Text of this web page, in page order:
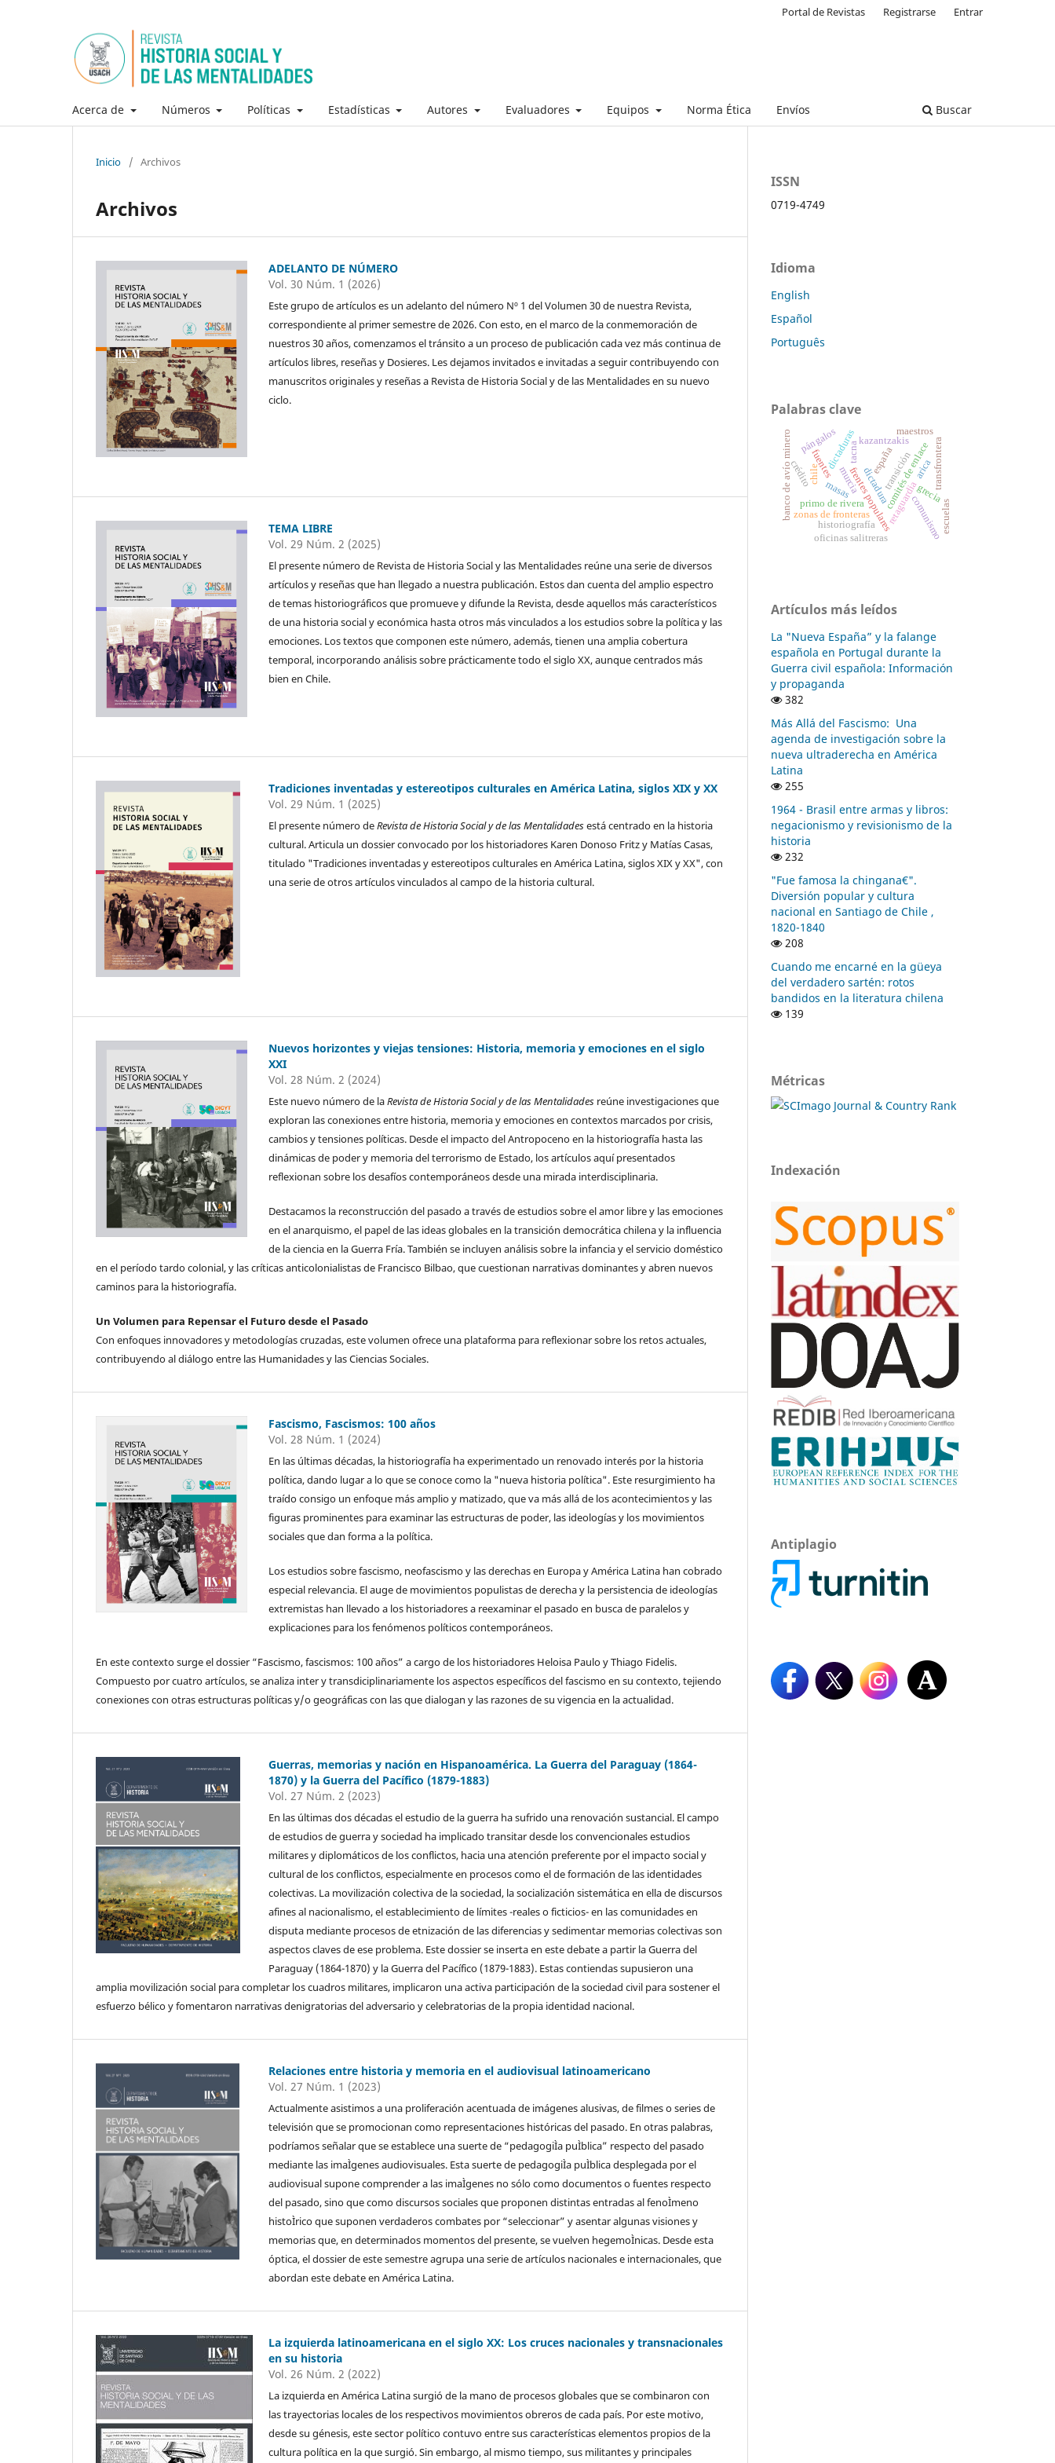
Acerca de Números Políticas Estadísticas Autores Evaluadores Equipos Norma Ética Envíos Buscar
Portal de Revistas Registrarse Entrar
Inicio / Archivos
Archivos
ADELANTO DE NÚMERO
Vol. 30 Núm. 1 (2026)
Este grupo de artículos es un adelanto del número Nº 1 del Volumen 30 de nuestra Revista,
correspondiente al primer semestre de 2026. Con esto, en el marco de la conmemoración de
nuestros 30 años, comenzamos el tránsito a un proceso de publicación cada vez más continua de
artículos libres, reseñas y Dosieres. Les dejamos invitados e invitadas a seguir contribuyendo con
manuscritos originales y reseñas a Revista de Historia Social y de las Mentalidades en su nuevo
ciclo.
TEMA LIBRE
Vol. 29 Núm. 2 (2025)
El presente número de Revista de Historia Social y las Mentalidades reúne una serie de diversos
artículos y reseñas que han llegado a nuestra publicación. Estos dan cuenta del amplio espectro
de temas historiográficos que promueve y difunde la Revista, desde aquellos más característicos
de una historia social y económica hasta otros más vinculados a los estudios sobre la política y las
emociones. Los textos que componen este número, además, tienen una amplia cobertura
temporal, incorporando análisis sobre prácticamente todo el siglo XX, aunque centrados más
bien en Chile.
Tradiciones inventadas y estereotipos culturales en América Latina, siglos XIX y XX
Vol. 29 Núm. 1 (2025)
El presente número deRevista de Historia Social y de las Mentalidadesestá centrado en la historia
cultural. Articula un dossier convocado por los historiadores Karen Donoso Fritz y Matías Casas,
titulado "Tradiciones inventadas y estereotipos culturales en América Latina, siglos XIX y XX", con
una serie de otros artículos vinculados al campo de la historia cultural.
Nuevos horizontes y viejas tensiones: Historia, memoria y emociones en el siglo
XXI
Vol. 28 Núm. 2 (2024)
Este nuevo número de laRevista de Historia Social y de las Mentalidades reúne investigaciones que
exploran las conexiones entre historia, memoria y emociones en contextos marcados por crisis,
cambios y tensiones políticas. Desde el impacto del Antropoceno en la historiografía hasta las
dinámicas de poder y memoria del terrorismo de Estado, los artículos aquí presentados
reflexionan sobre los desafíos contemporáneos desde una mirada interdisciplinaria.
Destacamos la reconstrucción del pasado a través de estudios sobre el amor libre y las emociones
en el anarquismo, el papel de las ideas globales en la transición democrática chilena y la influencia
de la ciencia en la Guerra Fría. También se incluyen análisis sobre la infancia y el servicio doméstico
en el período tardo colonial, y las críticas anticolonialistas de Francisco Bilbao, que cuestionan narrativas dominantes y abren nuevos
caminos para la historiografía.
Un Volumen para Repensar el Futuro desde el Pasado
Con enfoques innovadores y metodologías cruzadas, este volumen ofrece una plataforma para reflexionar sobre los retos actuales,
contribuyendo al diálogo entre las Humanidades y las Ciencias Sociales.
Fascismo, Fascismos: 100 años
Vol. 28 Núm. 1 (2024)
En las últimas décadas, la historiografía ha experimentado un renovado interés por la historia
política, dando lugar a lo que se conoce como la "nueva historia política". Este resurgimiento ha
traído consigo un enfoque más amplio y matizado, que va más allá de los acontecimientos y las
figuras prominentes para examinar las estructuras de poder, las ideologías y los movimientos
sociales que dan forma a la política.
Los estudios sobre fascismo, neofascismo y las derechas en Europa y América Latina han cobrado
especial relevancia. El auge de movimientos populistas de derecha y la persistencia de ideologías
extremistas han llevado a los historiadores a reexaminar el pasado en busca de paralelos y
explicaciones para los fenómenos políticos contemporáneos.
En este contexto surge el dossier “Fascismo, fascismos: 100 años” a cargo de los historiadores Heloisa Paulo y Thiago Fidelis.
Compuesto por cuatro artículos, se analiza inter y transdiciplinariamente los aspectos específicos del fascismo en su contexto, tejiendo
conexiones con otras estructuras políticas y/o geográficas con las que dialogan y las razones de su vigencia en la actualidad.
Guerras, memorias y nación en Hispanoamérica. La Guerra del Paraguay (1864-
1870) y la Guerra del Pacífico (1879-1883)
Vol. 27 Núm. 2 (2023)
En las últimas dos décadas el estudio de la guerra ha sufrido una renovación sustancial. El campo
de estudios de guerra y sociedad ha implicado transitar desde los convencionales estudios
militares y diplomáticos de los conflictos, hacia una atención preferente por el impacto social y
cultural de los conflictos, especialmente en procesos como el de formación de las identidades
colectivas. La movilización colectiva de la sociedad, la socialización sistemática en ella de discursos
afines al nacionalismo, el establecimiento de límites -reales o ficticios- en las comunidades en
disputa mediante procesos de etnización de las diferencias y sedimentar memorias colectivas son
aspectos claves de ese problema. Este dossier se inserta en este debate a partir la Guerra del
Paraguay (1864-1870) y la Guerra del Pacífico (1879-1883). Estas contiendas supusieron una
amplia movilización social para completar los cuadros militares, implicaron una activa participación de la sociedad civil para sostener el
esfuerzo bélico y fomentaron narrativas denigratorias del adversario y celebratorias de la propia identidad nacional.
Relaciones entre historia y memoria en el audiovisual latinoamericano
Vol. 27 Núm. 1 (2023)
Actualmente asistimos a una proliferación acentuada de imágenes alusivas, de filmes o series de
televisión que se promocionan como representaciones históricas del pasado. En otras palabras,
podríamos señalar que se establece una suerte de “pedagogiÌa puÌblica” respecto del pasado
mediante las imaÌgenes audiovisuales. Esta suerte de pedagogiÌa puÌblica desplegada por el
audiovisual supone comprender a las imaÌgenes no sólo como documentos o fuentes respecto
del pasado, sino que como discursos sociales que proponen distintas entradas al fenoÌmeno
histoÌrico que suponen verdaderos combates por “seleccionar” y asentar algunas visiones y
memorias que, en determinados momentos del presente, se vuelven hegemoÌnicas. Desde esta
óptica, el dossier de este semestre agrupa una serie de artículos nacionales e internacionales, que
abordan este debate en América Latina.
La izquierda latinoamericana en el siglo XX: Los cruces nacionales y transnacionales
en su historia
Vol. 26 Núm. 2 (2022)
La izquierda en América Latina surgió de la mano de procesos globales que se combinaron con
las trayectorias locales de los respectivos movimientos obreros de cada país. Por este motivo,
desde su génesis, este sector político contuvo entre sus características elementos propios de la
cultura política en la que surgió. Sin embargo, al mismo tiempo, sus militantes y principales
ISSN
0719-4749
Idioma
English
Español
Português
Palabras clave
frentes popularescomités de enlace
murcia retaguardia
historiografía
fuentes
dictadura
españa
primo de rivera
chile
dictaduras
pángalos
grecia
kazantzakis
comunismo
masas transición
zonas de fronteras
transfrontera
banco de avío minerocrédito
escuelas
oficinas salitreras
maestros
arica
tacna
Artículos más leídos
La "Nueva España” y la falange
española en Portugal durante la
Guerra civil española: Información
y propaganda
382
Más Allá del Fascismo: Una
agenda de investigación sobre la
nueva ultraderecha en América
Latina
255
1964 - Brasil entre armas y libros:
negacionismo y revisionismo de la
historia
232
"Fue famosa la chingana€".
Diversión popular y cultura
nacional en Santiago de Chile ,
1820-1840
208
Cuando me encarné en la güeya
del verdadero sartén: rotos
bandidos en la literatura chilena
139
Métricas
Indexación
Antiplagio